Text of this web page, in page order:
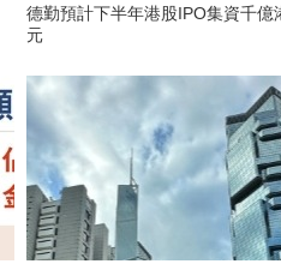
德勤預計下半年港股IPO集資千億
元